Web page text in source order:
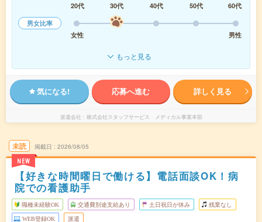
20代
30代 40代 50代
60代
男女比率
女性
男性
もっと見る
気になる! 応募へ進む 詳しく見る
派遣会社 株式会社スタッフサービス メディカル事業本部
未読
NEW
掲載日 2026/08/05
【好きな時間曜日で働ける】電話面談OK！病
院での看護助手
職種未経験OK 交通費別途支給あり 土日祝日が休み 残業なし
WEB登録OK 派遣